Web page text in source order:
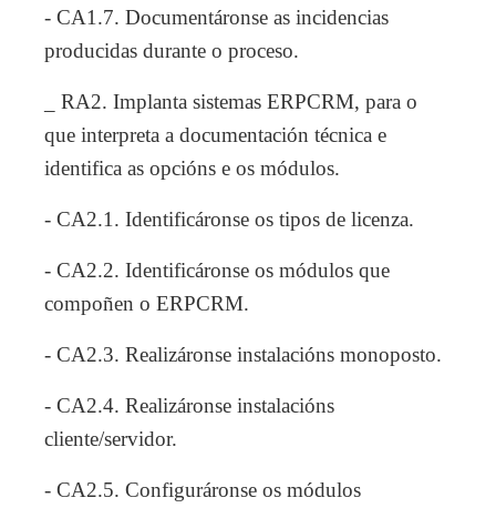
- CA1.7. Documentáronse as incidencias
producidas durante o proceso.
_ RA2. Implanta sistemas ERPCRM, para o
que interpreta a documentación técnica e
identifica as opcións e os módulos.
- CA2.1. Identificáronse os tipos de licenza.
- CA2.2. Identificáronse os módulos que
compoñen o ERPCRM.
- CA2.3. Realizáronse instalacións monoposto.
- CA2.4. Realizáronse instalacións
cliente/servidor.
- CA2.5. Configuráronse os módulos